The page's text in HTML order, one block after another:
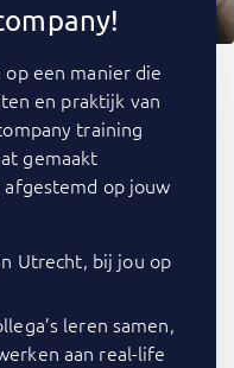
een manier die
en praktijk van
training
gemaakt
op jouw
Utrecht, bij jou op
leren samen,
aan real-life